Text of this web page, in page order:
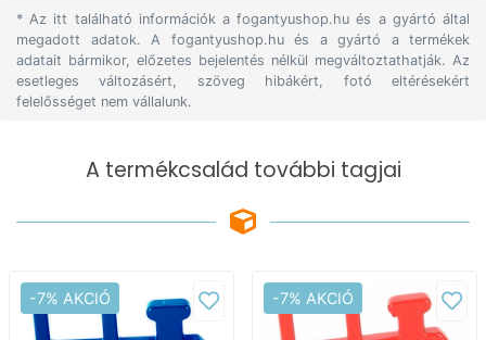
* Az itt található információk a fogantyushop.hu és a gyártó által
megadott adatok. A fogantyushop.hu és a gyártó a termékek
adatait bármikor, előzetes bejelentés nélkül megváltoztathatják. Az
esetleges változásért, szöveg hibákért, fotó eltérésekért
felelősséget nem vállalunk.
A termékcsalád további tagjai
-7% AKCIÓ -7% AKCIÓ